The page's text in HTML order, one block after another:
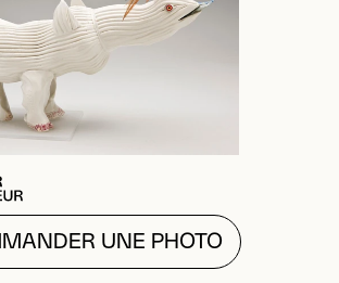
PLUS SUR CETTE IMAGE
MODALE
UNE PHOTO